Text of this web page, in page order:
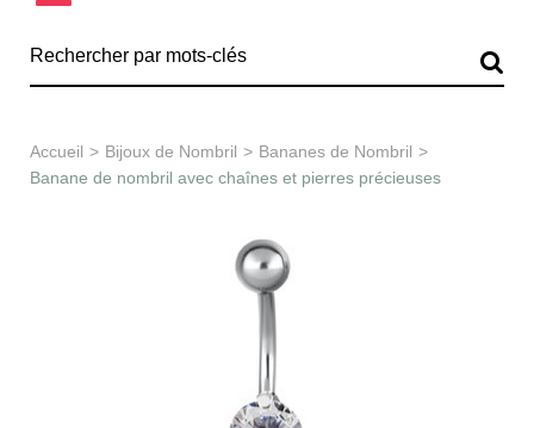
Découvrir la collection
Accueil > Bijoux de Nombril > Bananes de Nombril >
Banane de nombril avec chaînes et pierres précieuses